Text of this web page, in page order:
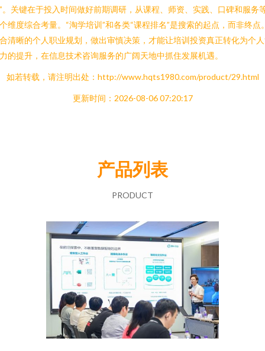
。关键在于投入时间做好前期调研，从课程、师资、实践、口碑和服务
维度综合考量。“淘学培训”和各类“课程排名”是搜索的起点，而非终点
清晰的个人职业规划，做出审慎决策，才能让培训投资真正转化为个
的提升，在信息技术咨询服务的广阔天地中抓住发展机遇。
如若转载，请注明出处：http://www.hqts1980.com/product/29.html
更新时间：2026-08-06 07:20:17
产品列表
PRODUCT